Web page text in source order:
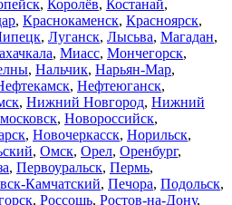
, Королёв, Костанай,
, Краснокаменск, Красноярск,
, Луганск, Лысьва, Магадан,
, Миасс, Мончегорск,
, Нальчик, Нарьян-Мар,
, Нефтеюганск,
, Нижний Новгород, Нижний
, Новороссийск,
, Новочеркасск, Норильск,
, Омск, Орел, Оренбург,
, Первоуральск, Пермь,
Камчатский, Печора, Подольск,
, Россошь, Ростов-на-Дону,